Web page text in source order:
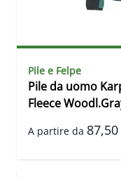
Pile e Felpe
Pile da uomo
Fleece
A partire da